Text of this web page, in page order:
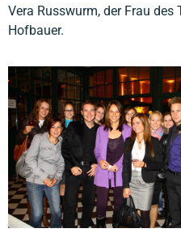
Vera Russwurm, der Frau des
Hofbauer.